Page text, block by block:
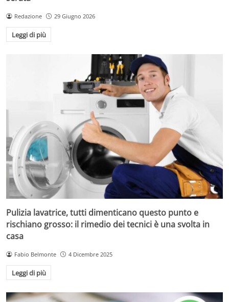
Redazione 29 Giugno 2026
Leggi di più
Pulizia lavatrice, tutti dimenticano questo punto e
rischiano grosso: il rimedio dei tecnici è una svolta in
casa
Fabio Belmonte 4 Dicembre 2025
Leggi di più